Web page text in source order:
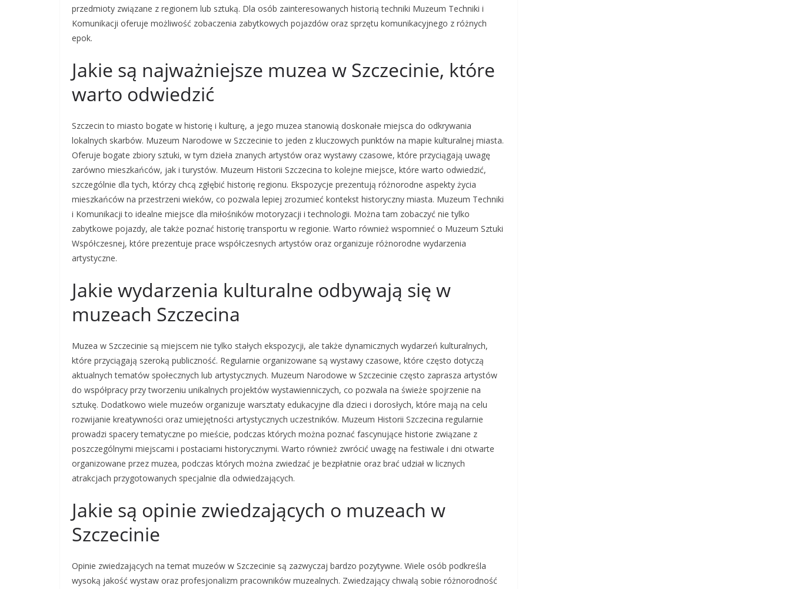
przedmioty związane z regionem lub sztuką. Dla osób zainteresowanych historią techniki Muzeum Techniki i
Komunikacji oferuje możliwość zobaczenia zabytkowych pojazdów oraz sprzętu komunikacyjnego z różnych
epok.
Jakie są najważniejsze muzea w Szczecinie, które
warto odwiedzić
Szczecin to miasto bogate w historię i kulturę, a jego muzea stanowią doskonałe miejsca do odkrywania
lokalnych skarbów. Muzeum Narodowe w Szczecinie to jeden z kluczowych punktów na mapie kulturalnej miasta.
Oferuje bogate zbiory sztuki, w tym dzieła znanych artystów oraz wystawy czasowe, które przyciągają uwagę
zarówno mieszkańców, jak i turystów. Muzeum Historii Szczecina to kolejne miejsce, które warto odwiedzić,
szczególnie dla tych, którzy chcą zgłębić historię regionu. Ekspozycje prezentują różnorodne aspekty życia
mieszkańców na przestrzeni wieków, co pozwala lepiej zrozumieć kontekst historyczny miasta. Muzeum Techniki
i Komunikacji to idealne miejsce dla miłośników motoryzacji i technologii. Można tam zobaczyć nie tylko
zabytkowe pojazdy, ale także poznać historię transportu w regionie. Warto również wspomnieć o Muzeum Sztuki
Współczesnej, które prezentuje prace współczesnych artystów oraz organizuje różnorodne wydarzenia
artystyczne.
Jakie wydarzenia kulturalne odbywają się w
muzeach Szczecina
Muzea w Szczecinie są miejscem nie tylko stałych ekspozycji, ale także dynamicznych wydarzeń kulturalnych,
które przyciągają szeroką publiczność. Regularnie organizowane są wystawy czasowe, które często dotyczą
aktualnych tematów społecznych lub artystycznych. Muzeum Narodowe w Szczecinie często zaprasza artystów
do współpracy przy tworzeniu unikalnych projektów wystawienniczych, co pozwala na świeże spojrzenie na
sztukę. Dodatkowo wiele muzeów organizuje warsztaty edukacyjne dla dzieci i dorosłych, które mają na celu
rozwijanie kreatywności oraz umiejętności artystycznych uczestników. Muzeum Historii Szczecina regularnie
prowadzi spacery tematyczne po mieście, podczas których można poznać fascynujące historie związane z
poszczególnymi miejscami i postaciami historycznymi. Warto również zwrócić uwagę na festiwale i dni otwarte
organizowane przez muzea, podczas których można zwiedzać je bezpłatnie oraz brać udział w licznych
atrakcjach przygotowanych specjalnie dla odwiedzających.
Jakie są opinie zwiedzających o muzeach w
Szczecinie
Opinie zwiedzających na temat muzeów w Szczecinie są zazwyczaj bardzo pozytywne. Wiele osób podkreśla
wysoką jakość wystaw oraz profesjonalizm pracowników muzealnych. Zwiedzający chwalą sobie różnorodność